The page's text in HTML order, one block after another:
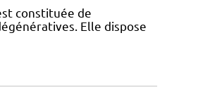
constituée de
Elle dispose